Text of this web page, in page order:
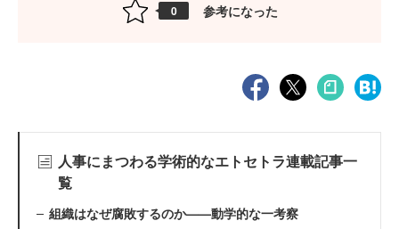
0 参考になった
人事にまつわる学術的なエトセトラ連載記事一
覧
組織はなぜ腐敗するのか——動学的な一考察